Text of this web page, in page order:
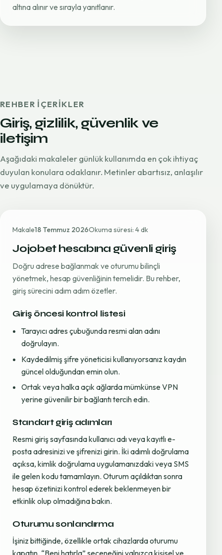
altına alınır ve sırayla yanıtlanır.
REHBER IÇERIKLER
Giriş, gizlilik, güvenlik ve
iletişim
Aşağıdaki makaleler günlük kullanımda en çok ihtiyaç
duyulan konulara odaklanır. Metinler abartısız, anlaşılır
ve uygulamaya dönüktür.
Makale18 Temmuz 2026Okuma süresi: 4 dk
Jojobet hesabına güvenli giriş
Doğru adrese bağlanmak ve oturumu bilinçli
yönetmek, hesap güvenliğinin temelidir. Bu rehber,
giriş sürecini adım adım özetler.
Giriş öncesi kontrol listesi
Tarayıcı adres çubuğunda resmi alan adını
doğrulayın.
Kaydedilmiş şifre yöneticisi kullanıyorsanız kaydın
güncel olduğundan emin olun.
Ortak veya halka açık ağlarda mümkünse VPN
yerine güvenilir bir bağlantı tercih edin.
Standart giriş adımları
Resmi giriş sayfasında kullanıcı adı veya kayıtlı e-
posta adresinizi ve şifrenizi girin. İki adımlı doğrulama
açıksa, kimlik doğrulama uygulamanızdaki veya SMS
ile gelen kodu tamamlayın. Oturum açıldıktan sonra
hesap özetinizi kontrol ederek beklenmeyen bir
etkinlik olup olmadığına bakın.
Oturumu sonlandırma
İşiniz bittiğinde, özellikle ortak cihazlarda oturumu